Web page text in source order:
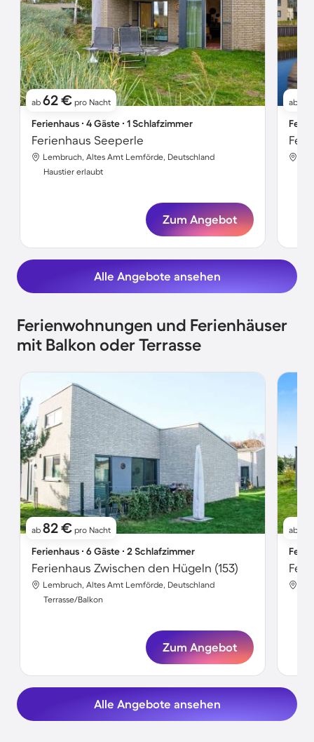
ab 62 € pro Nacht
Ferienhaus ∙ 4 Gäste ∙ 1 Schlafzimmer
Ferienhaus Seeperle
Lembruch, Altes Amt Lemförde, Deutschland
Haustier erlaubt
Zum Angebot
ab
Alle Angebote ansehen
Ferienwohnungen und Ferienhäuser
mit Balkon oder Terrasse
ab 82 € pro Nacht
Ferienhaus ∙ 6 Gäste ∙ 2 Schlafzimmer
Ferienhaus Zwischen den Hügeln (153)
Lembruch, Altes Amt Lemförde, Deutschland
Terrasse/Balkon
Zum Angebot
ab
Alle Angebote ansehen